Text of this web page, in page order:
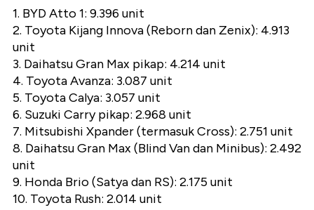
1. BYD Atto 1: 9.396 unit
2. Toyota Kijang Innova (Reborn dan Zenix): 4.913
unit
3. Daihatsu Gran Max pikap: 4.214 unit
4. Toyota Avanza: 3.087 unit
5. Toyota Calya: 3.057 unit
6. Suzuki Carry pikap: 2.968 unit
7. Mitsubishi Xpander (termasuk Cross): 2.751 unit
8. Daihatsu Gran Max (Blind Van dan Minibus): 2.492
unit
9. Honda Brio (Satya dan RS): 2.175 unit
10. Toyota Rush: 2.014 unit